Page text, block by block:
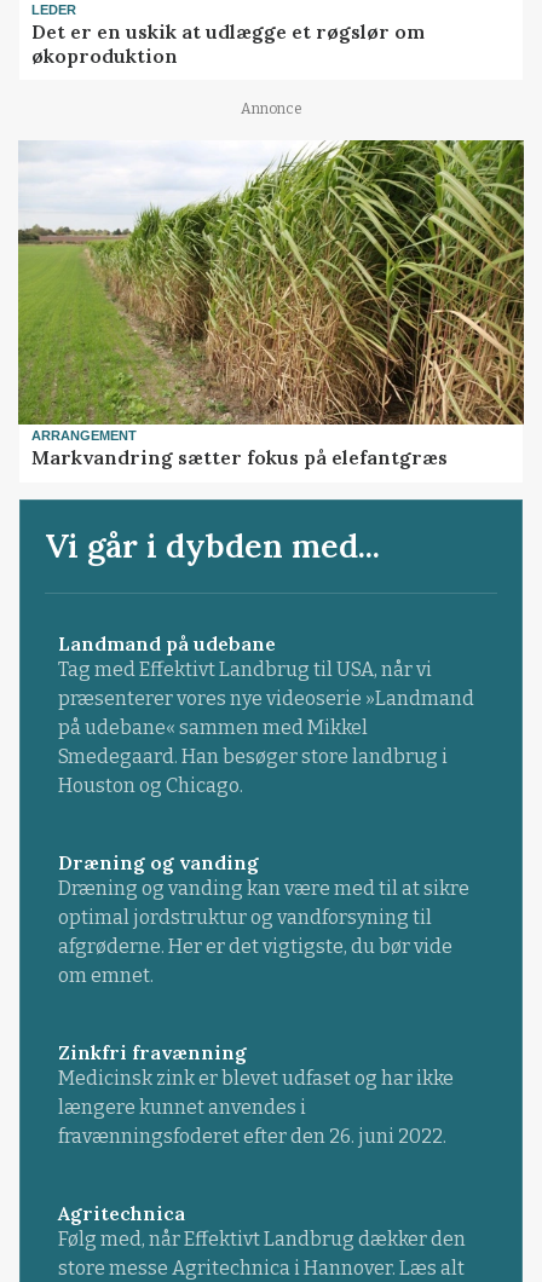
LEDER
Det er en uskik at udlægge et røgslør om
økoproduktion
Annonce
ARRANGEMENT
Markvandring sætter fokus på elefantgræs
Vi går i dybden med...
Landmand på udebane
Tag med Effektivt Landbrug til USA, når vi
præsenterer vores nye videoserie »Landmand
på udebane« sammen med Mikkel
Smedegaard. Han besøger store landbrug i
Houston og Chicago.
Dræning og vanding
Dræning og vanding kan være med til at sikre
optimal jordstruktur og vandforsyning til
afgrøderne. Her er det vigtigste, du bør vide
om emnet.
Zinkfri fravænning
Medicinsk zink er blevet udfaset og har ikke
længere kunnet anvendes i
fravænningsfoderet efter den 26. juni 2022.
Agritechnica
Følg med, når Effektivt Landbrug dækker den
store messe Agritechnica i Hannover. Læs alt